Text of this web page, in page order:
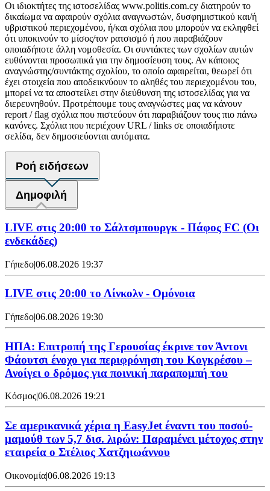
Οι ιδιοκτήτες της ιστοσελίδας www.politis.com.cy διατηρούν το
δικαίωμα να αφαιρούν σχόλια αναγνωστών, δυσφημιστικού και/ή
υβριστικού περιεχομένου, ή/και σχόλια που μπορούν να εκληφθεί
ότι υποκινούν το μίσος/τον ρατσισμό ή που παραβιάζουν
οποιαδήποτε άλλη νομοθεσία. Οι συντάκτες των σχολίων αυτών
ευθύνονται προσωπικά για την δημοσίευση τους. Αν κάποιος
αναγνώστης/συντάκτης σχολίου, το οποίο αφαιρείται, θεωρεί ότι
έχει στοιχεία που αποδεικνύουν το αληθές του περιεχομένου του,
μπορεί να τα αποστείλει στην διεύθυνση της ιστοσελίδας για να
διερευνηθούν. Προτρέπουμε τους αναγνώστες μας να κάνουν
report / flag σχόλια που πιστεύουν ότι παραβιάζουν τους πιο πάνω
κανόνες. Σχόλια που περιέχουν URL / links σε οποιαδήποτε
σελίδα, δεν δημοσιεύονται αυτόματα.
Ροή ειδήσεων
Δημοφιλή
LIVE στις 20:00 το Σάλτσμπουργκ - Πάφος FC (Οι
ενδεκάδες)
Γήπεδο|06.08.2026 19:37
LIVE στις 20:00 το Λίνκολν - Ομόνοια
Γήπεδο|06.08.2026 19:30
ΗΠΑ: Επιτροπή της Γερουσίας έκρινε τον Άντονι
Φάουτσι ένοχο για περιφρόνηση του Κογκρέσου –
Ανοίγει ο δρόμος για ποινική παραπομπή του
Κόσμος|06.08.2026 19:21
Σε αμερικανικά χέρια η EasyJet έναντι του ποσού-
μαμούθ των 5,7 δισ. λιρών: Παραμένει μέτοχος στην
εταιρεία ο Στέλιος Χατζηιωάννου
Οικονομία|06.08.2026 19:13